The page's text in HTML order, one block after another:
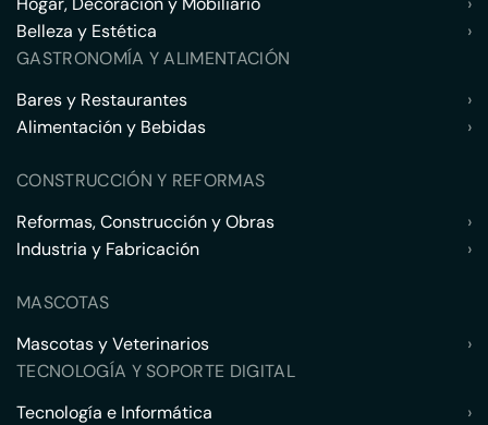
Belleza y Estética
›
GASTRONOMÍA Y ALIMENTACIÓN
Bares y Restaurantes
›
Alimentación y Bebidas
›
CONSTRUCCIÓN Y REFORMAS
Reformas, Construcción y Obras
›
Industria y Fabricación
›
MASCOTAS
Mascotas y Veterinarios
›
TECNOLOGÍA Y SOPORTE DIGITAL
Tecnología e Informática
›